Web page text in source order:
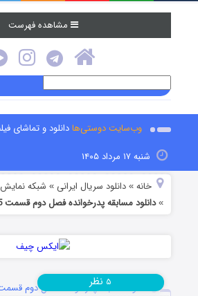
مشاهده فهرست
وب‌سایت دوستی‌هادانلود و تماشای
شنبه ۱۷ مرداد ۱۴۰۵
خانه »دانلود سریال ایرانی » شبکه
»دانلود مسابقه پدرخوانده فصل دوم قسمت 5
دانلود مسابقه پدرخوانده فصل دوم قسمت
۵ نظر